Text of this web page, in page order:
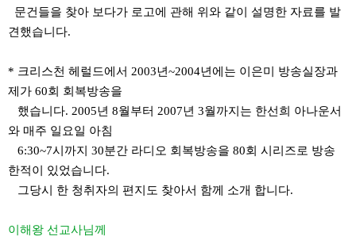
문건들을 찾아 보다가 로고에 관해 위와 같이 설명한 자료를 발
견했습니다.
* 크리스천 헤럴드에서 2003년~2004년에는 이은미 방송실장과
제가 60회 회복방송을
했습니다. 2005년 8월부터 2007년 3월까지는 한선희 아나운서
와 매주 일요일 아침
6:30~7시까지 30분간 라디오 회복방송을 80회 시리즈로 방송
한적이 있었습니다.
그당시 한 청취자의 편지도 찾아서 함께 소개 합니다.
이해왕 선교사님께